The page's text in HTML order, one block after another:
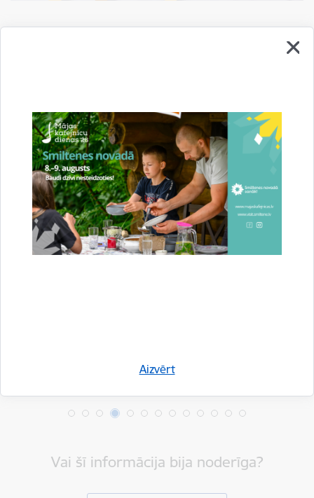
Aizvērt
Notikumi: Bibliotēkas Izstāde
Drukāt lapu
Dalīties
Vai šī informācija bija noderīga?